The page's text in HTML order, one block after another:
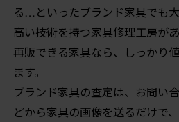
る…といったブランド家具でも大
高い技術を持つ家具修理工房が
再販できる家具なら、しっかり
ます。
ブランド家具の査定は、お問い
どから家具の画像を送るだけで